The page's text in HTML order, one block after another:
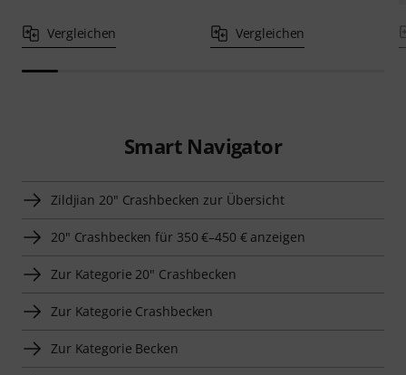
Vergleichen Vergleichen
Smart Navigator
Zildjian 20" Crashbecken zur Übersicht
20" Crashbecken für 350 €–450 € anzeigen
Zur Kategorie 20" Crashbecken
Zur Kategorie Crashbecken
Zur Kategorie Becken